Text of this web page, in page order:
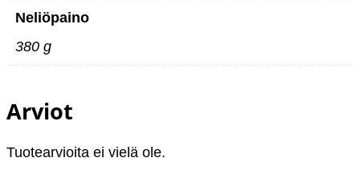
Neliöpaino
380 g
Arviot
Tuotearvioita ei vielä ole.